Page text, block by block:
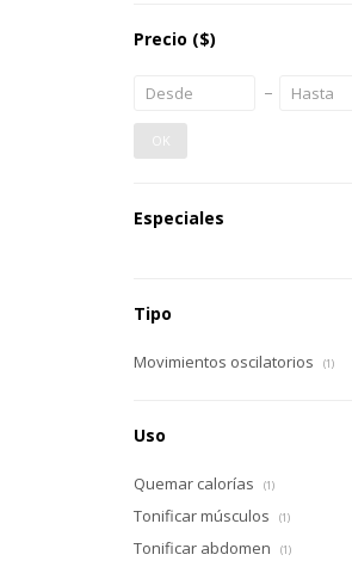
Precio ($)
OK
Especiales
Tipo
Movimientos oscilatorios (1)
Uso
Quemar calorías (1)
Tonificar músculos (1)
Tonificar abdomen (1)